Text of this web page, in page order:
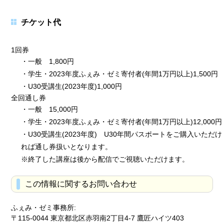
チケット代
1回券
・一般 1,800円
・学生・2023年度ふぇみ・ゼミ寄付者(年間1万円以上)1,500円
・U30受講生(2023年度)1,000円
全回通し券
・一般 15,000円
・学生・2023年度ふぇみ・ゼミ寄付者(年間1万円以上)12,000円
・U30受講生(2023年度) U30年間パスポートをご購入いただけ
れば通し券扱いとなります。
※終了した講座は後から配信でご視聴いただけます。
この情報に関するお問い合わせ
ふぇみ・ゼミ事務所:
〒115-0044 東京都北区赤羽南2丁目4-7 鷹匠ハイツ403